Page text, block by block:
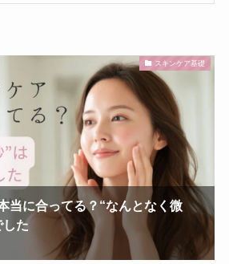
スキンケア基礎
当に合ってる？“なんとなく微
た